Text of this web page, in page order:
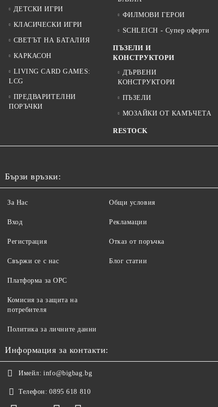
ДЕТСКИ ИГРИ
КЛАСИЧЕСКИ ИГРИ
СВЕТЪТ НА БАТАЛИЯ
КАРКАСОН
LIVING CARD GAMES:
LCG
ПРЕДВАРИТЕЛНИ
ПОРЪЧКИ
ФИЛМОВИ ГЕРОИ
SCHLEICH - Супер оферти
ПЪЗЕЛИ И
КОНСТРУКТОРИ
ДЪРВЕНИ
КОНСТРУКТОРИ
ПЪЗЕЛИ
МОЗАЙКИ ОТ КАМЪЧЕТА
RESTOCK
Бързи връзки:
За Нас
Вход
Регистрация
Свържи се с нас
Общи условия
Рекламации
Отказ от поръчка
Блог статии
Платформа за ОРС
Комисия за защита на
потребителя
Политика за личните данни
Информация за контакти:
Имейл: info@bigbag.bg
Телефон: 0895 618 810